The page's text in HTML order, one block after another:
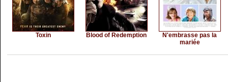
Toxin Blood of Redemption
N'embrasse pas la
mariée